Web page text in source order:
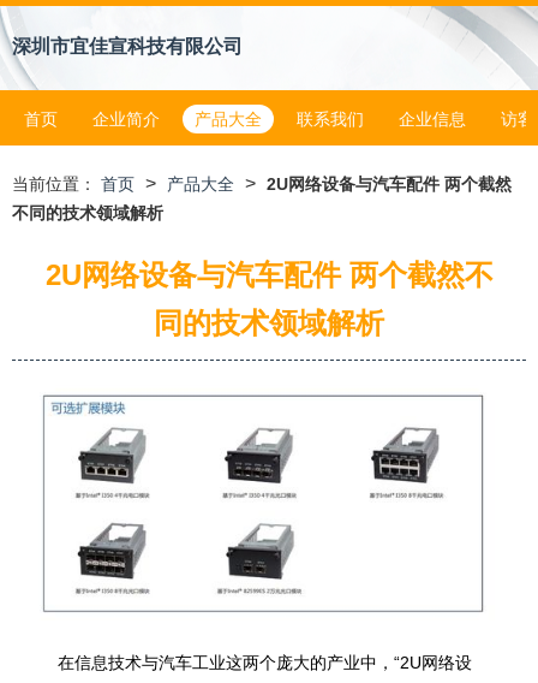
深圳市宜佳宣科技有限公司
首页 企业简介 产品大全 联系我们 企业信息 访客
当前位置： 首页 > 产品大全 > 2U网络设备与汽车配件 两个截然
不同的技术领域解析
2U网络设备与汽车配件 两个截然不
同的技术领域解析
在信息技术与汽车工业这两个庞大的产业中，“2U网络设